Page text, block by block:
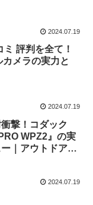
2024.07.19
評判を全て！
メラの実力と
2024.07.19
撃！コダック
WPZ2』の実
｜アウトドアで
2024.07.19